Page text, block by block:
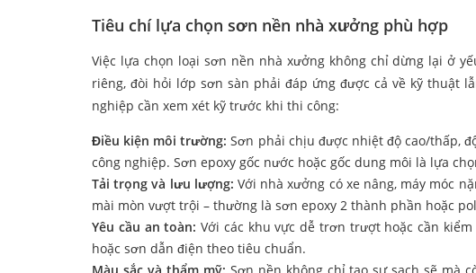
Tiêu chí lựa chọn sơn nền nhà xưởng phù hợp
Việc lựa chọn loại sơn nền nhà xưởng không chỉ dừng lại ở
riêng, đòi hỏi lớp sơn sàn phải đáp ứng được cả về kỹ thuật
nghiệp cần xem xét kỹ trước khi thi công:
Điều kiện môi trường:Sơn phải chịu được nhiệt độ cao/thấp,
công nghiệp. Sơn epoxy gốc nước hoặc gốc dung môi là lựa
Tải trọng và lưu lượng:Với nhà xưởng có xe nâng, máy móc
mài mòn vượt trội – thường là sơn epoxy 2 thành phần hoặc
Yêu cầu an toàn: Với các khu vực dễ trơn trượt hoặc cần
hoặc sơn dẫn điện theo tiêu chuẩn.